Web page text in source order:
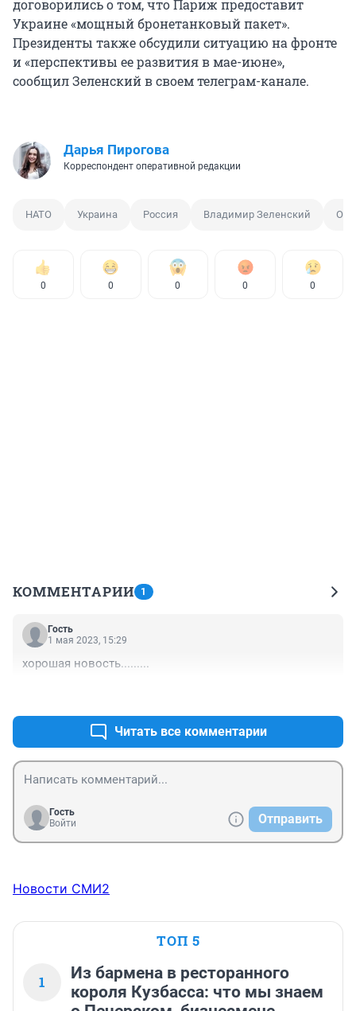
договорились о том, что Париж предоставит
Украине «мощный бронетанковый пакет».
Президенты также обсудили ситуацию на фронте
и «перспективы ее развития в мае-июне»,
сообщил Зеленский в своем телеграм-канале.
Дарья Пирогова
Корреспондент оперативной редакции
НАТО Украина Россия Владимир Зеленский
0 0 0 0 0
КОММЕНТАРИИ 1
Гость
1 мая 2023, 15:29
хорошая новость.........
Читать все комментарии
Гость
Войти
Отправить
Новости СМИ2
ТОП 5
1
Из бармена в ресторанного
короля Кузбасса: что мы знаем